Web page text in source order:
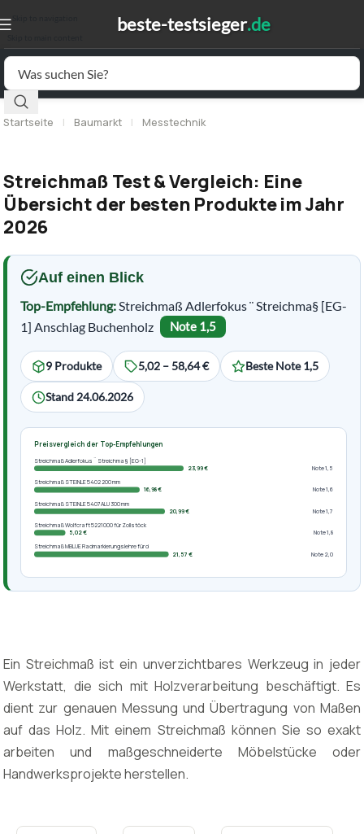
Startseite | Baumarkt | Messtechnik
Streichmaß Test & Vergleich: Eine
Übersicht der besten Produkte im Jahr
2026
Auf einen Blick
Top-Empfehlung:Streichmaß Adlerfokus ¨ Streichma§ [EG-
1] Anschlag Buchenholz
Note 1,5
9 Produkte 5,02 – 58,64 € Beste Note 1,5
Stand 24.06.2026
Preisvergleich der Top-Empfehlungen
Streichmaß Adlerfokus ¨ Streichma§ [EG-1]
23,99 €
Note 1,5
Streichmaß STEINLE 5402 200 mm
16,98 €
Note 1,6
Streichmaß STEINLE 5407 ALU 300 mm
20,99 €
Note 1,7
Streichmaß Wolfcraft 5221000 für Zollstöck
5,02 €
Note 1,8
Streichmaß MBLUE Radmarkierungslehre für d
21,57 €
Note 2,0
Ein Streichmaß ist ein unverzichtbares Werkzeug in jeder
Werkstatt, die sich mit Holzverarbeitung beschäftigt. Es
dient zur genauen Messung und Übertragung von Maßen
auf das Holz. Mit einem Streichmaß können Sie so exakt
arbeiten und maßgeschneiderte Möbelstücke oder
Handwerksprojekte herstellen.